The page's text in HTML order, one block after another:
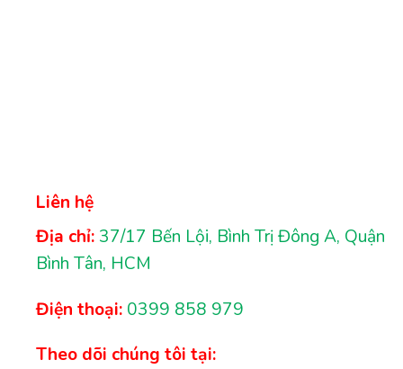
Liên hệ
Địa chỉ: 37/17 Bến Lội, Bình Trị Đông A, Quận
Bình Tân, HCM
Điện thoại: 0399 858 979
Theo dõi chúng tôi tại: